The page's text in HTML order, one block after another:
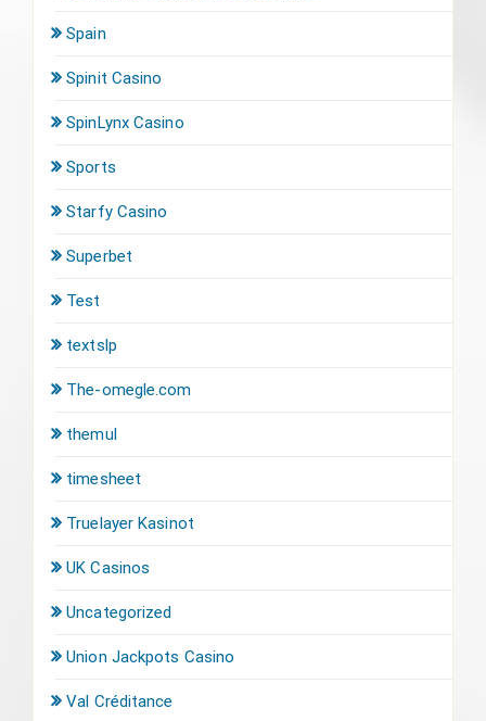
Spain
Spinit Casino
SpinLynx Casino
Sports
Starfy Casino
Superbet
Test
textslp
The-omegle.com
themul
timesheet
Truelayer Kasinot
UK Casinos
Uncategorized
Union Jackpots Casino
Val Créditance